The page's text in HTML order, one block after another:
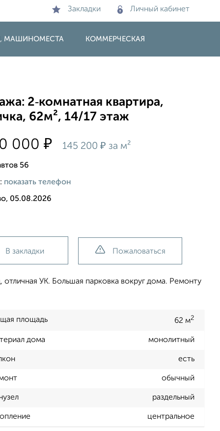
Закладки Личный кабинет
МАШИНОМЕСТА КОММЕРЧЕСКАЯ
2‑комнатная квартира,
62м², 14/17 этаж
000₽ 145 200₽ за м²
56
показать телефон
05.08.2026
В закладки Пожаловаться
УК. Большая парковка вокруг дома. Ремонту
площадь 62 м2
дома монолитный
есть
обычный
раздельный
центральное